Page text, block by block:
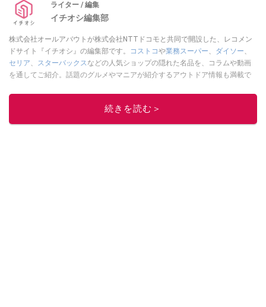
ライター / 編集
イチオシ編集部
株式会社オールアバウトが株式会社NTTドコモと共同で開設した、レコメン
ドサイト『イチオシ』の編集部です。
コストコや業務スーパー ダイソー
セリア
スターバックス などの人気ショップの隠れた名品を、コラムや動画
を通してご紹介。話題のグルメやマニアが紹介するアウトドア情報も満載で
レビューしています。毎日トレンド情報をお届けしているので、ぜひ
してください！続きを読む＞